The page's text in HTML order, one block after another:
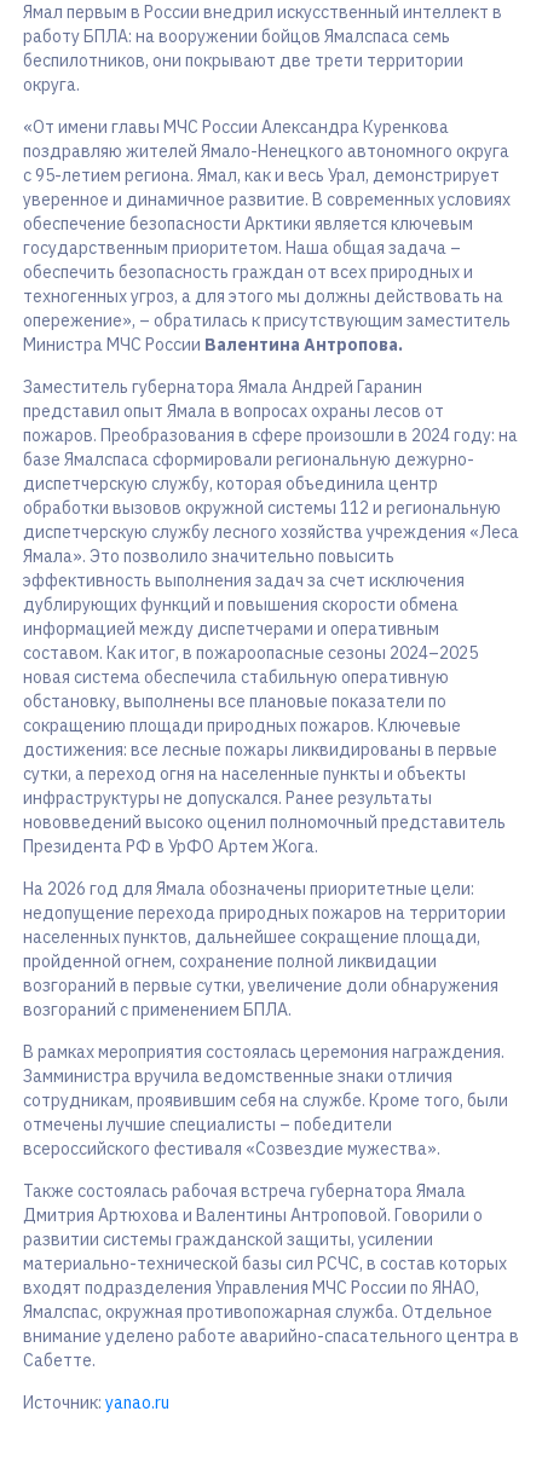
Ямал первым в России внедрил искусственный интеллект в
работу БПЛА: на вооружении бойцов Ямалспаса семь
беспилотников, они покрывают две трети территории
округа.
«От имени главы МЧС России Александра Куренкова
поздравляю жителей Ямало-Ненецкого автономного округа
с 95-летием региона. Ямал, как и весь Урал, демонстрирует
уверенное и динамичное развитие. В современных условиях
обеспечение безопасности Арктики является ключевым
государственным приоритетом. Наша общая задача –
обеспечить безопасность граждан от всех природных и
техногенных угроз, а для этого мы должны действовать на
опережение», – обратилась к присутствующим заместитель
Министра МЧС России Валентина Антропова.
Заместитель губернатора Ямала Андрей Гаранин
представил опыт Ямала в вопросах охраны лесов от
пожаров. Преобразования в сфере произошли в 2024 году: на
базе Ямалспаса сформировали региональную дежурно-
диспетчерскую службу, которая объединила центр
обработки вызовов окружной системы 112 и региональную
диспетчерскую службу лесного хозяйства учреждения «Леса
Ямала». Это позволило значительно повысить
эффективность выполнения задач за счет исключения
дублирующих функций и повышения скорости обмена
информацией между диспетчерами и оперативным
составом. Как итог, в пожароопасные сезоны 2024–2025
новая система обеспечила стабильную оперативную
обстановку, выполнены все плановые показатели по
сокращению площади природных пожаров. Ключевые
достижения: все лесные пожары ликвидированы в первые
сутки, а переход огня на населенные пункты и объекты
инфраструктуры не допускался. Ранее результаты
нововведений высоко оценил полномочный представитель
Президента РФ в УрФО Артем Жога.
На 2026 год для Ямала обозначены приоритетные цели:
недопущение перехода природных пожаров на территории
населенных пунктов, дальнейшее сокращение площади,
пройденной огнем, сохранение полной ликвидации
возгораний в первые сутки, увеличение доли обнаружения
возгораний с применением БПЛА.
В рамках мероприятия состоялась церемония награждения.
Замминистра вручила ведомственные знаки отличия
сотрудникам, проявившим себя на службе. Кроме того, были
отмечены лучшие специалисты – победители
всероссийского фестиваля «Созвездие мужества».
Также состоялась рабочая встреча губернатора Ямала
Дмитрия Артюхова и Валентины Антроповой. Говорили о
развитии системы гражданской защиты, усилении
материально-технической базы сил РСЧС, в состав которых
входят подразделения Управления МЧС России по ЯНАО,
Ямалспас, окружная противопожарная служба. Отдельное
внимание уделено работе аварийно-спасательного центра в
Сабетте.
Источник: yanao.ru